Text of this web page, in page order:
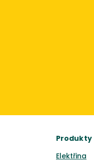
Produkty
Elektřina